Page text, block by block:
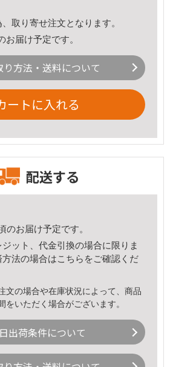
取り寄せ注文となります。
お届け予定です。
り方法・送料について
ートに入れる
配送する
のお届け予定です。
ット、代金引換の場合に限りま
法の場合はこちら をご確認くだ
文の場合や在庫状況によって、商品
をいただく場合がございます。
出荷条件について